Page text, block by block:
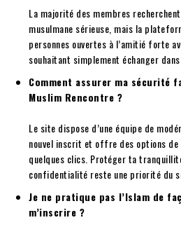
La majorité des membres
musulmane sérieuse, mais la
personnes ouvertes à l’amitié forte
souhaitant simplement échanger
Comment assurer ma sécurité
Muslim Rencontre ?
Le site dispose d’une équipe de
nouvel inscrit et offre des options de
quelques clics. Protéger ta
confidentialité reste une priorité du
Je ne pratique pas l’Islam de
m’inscrire ?